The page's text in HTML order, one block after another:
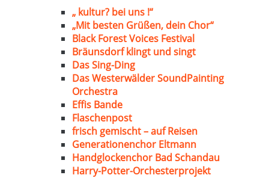
„ kultur? bei uns !“
„Mit besten Grüßen, dein Chor“
Black Forest Voices Festival
Bräunsdorf klingt und singt
Das Sing-Ding
Das Westerwälder SoundPainting
Orchestra
Effis Bande
Flaschenpost
frisch gemischt – auf Reisen
Generationenchor Eltmann
Handglockenchor Bad Schandau
Harry-Potter-Orchesterprojekt